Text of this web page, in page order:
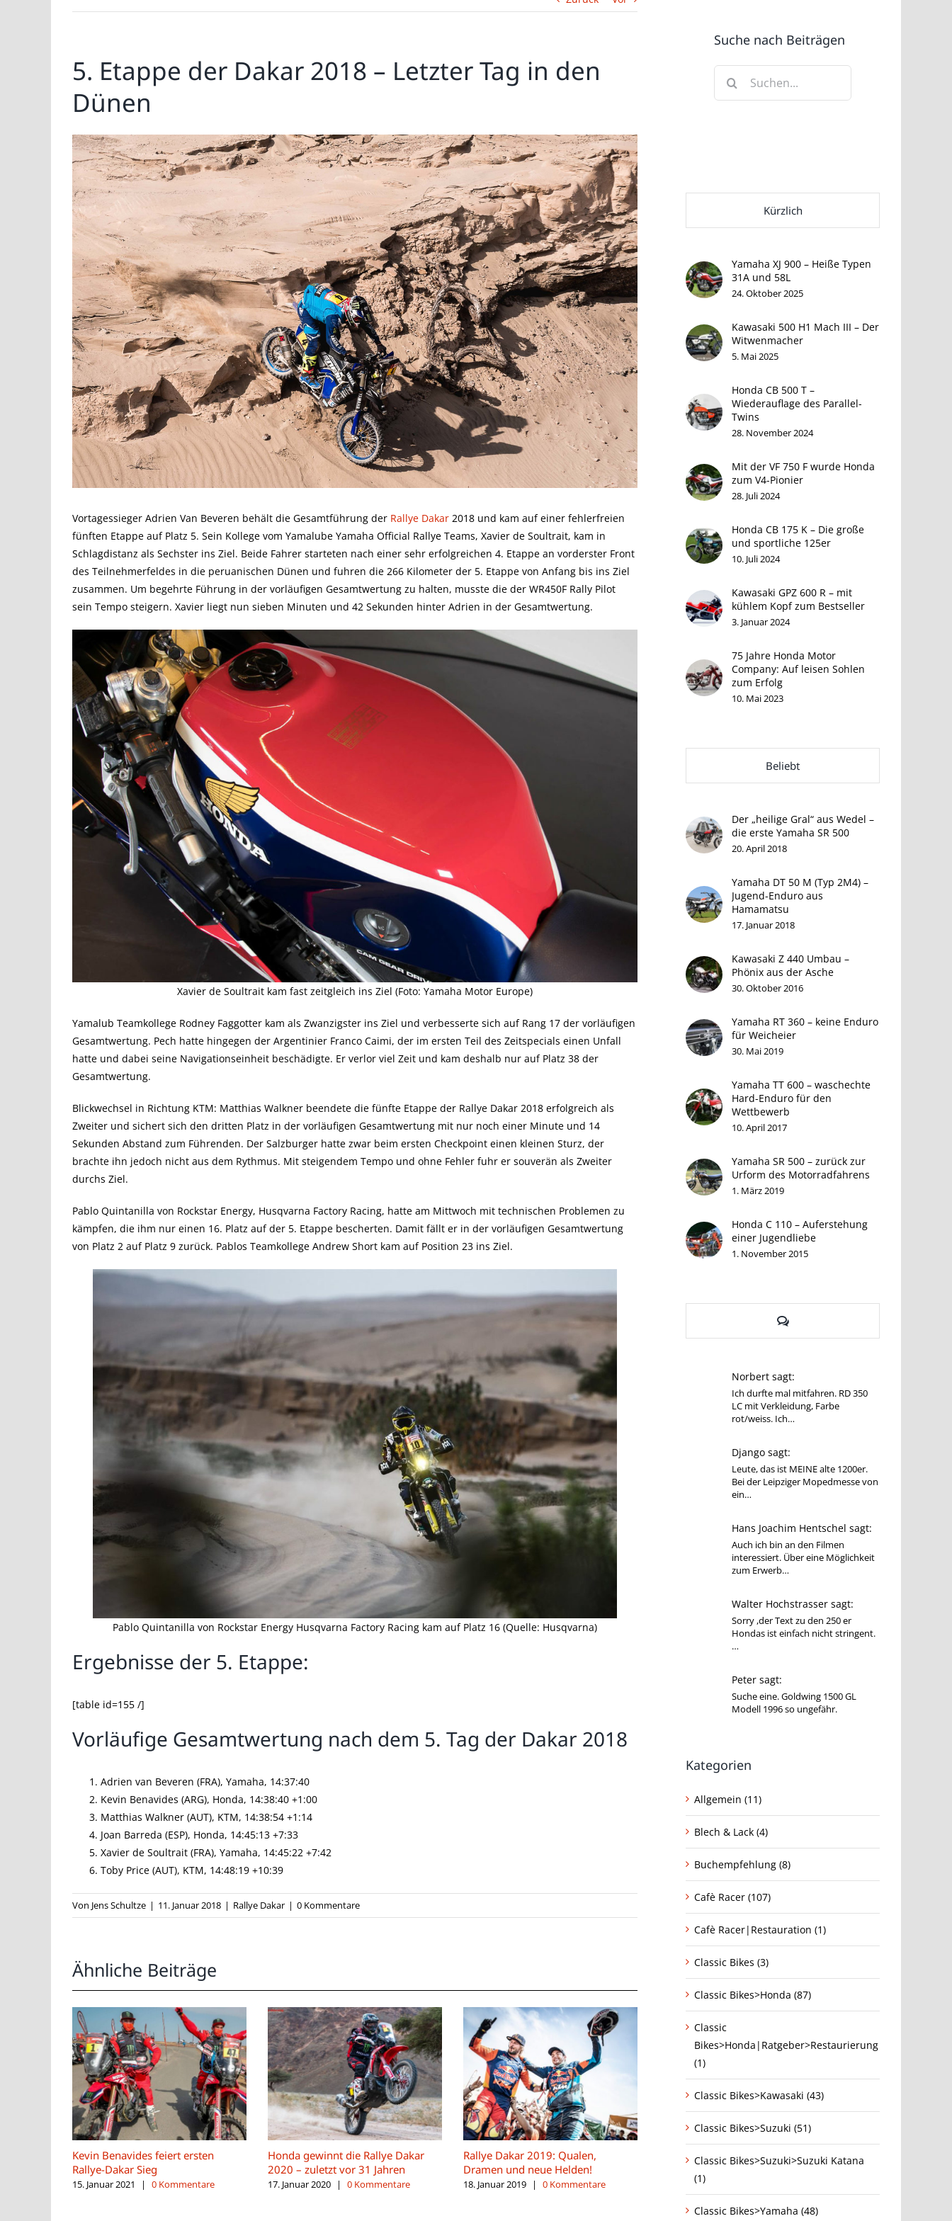
5. Etappe der Dakar 2018 – Letzter Tag in den
Dünen
Zeige
grösseres
Bild
Vortagessieger Adrien Van Beveren behält die Gesamtführung der Rallye Dakar 2018 und kam auf einer fehlerfreien
fünften Etappe auf Platz 5. Sein Kollege vom Yamalube Yamaha Official Rallye Teams, Xavier de Soultrait, kam in
Schlagdistanz als Sechster ins Ziel. Beide Fahrer starteten nach einer sehr erfolgreichen 4. Etappe an vorderster Front
des Teilnehmerfeldes in die peruanischen Dünen und fuhren die 266 Kilometer der 5. Etappe von Anfang bis ins Ziel
zusammen. Um begehrte Führung in der vorläufigen Gesamtwertung zu halten, musste die der WR450F Rally Pilot
sein Tempo steigern. Xavier liegt nun sieben Minuten und 42 Sekunden hinter Adrien in der Gesamtwertung.
Xavier de Soultrait kam fast zeitgleich ins Ziel (Foto: Yamaha Motor Europe)
Yamalub Teamkollege Rodney Faggotter kam als Zwanzigster ins Ziel und verbesserte sich auf Rang 17 der vorläufigen
Gesamtwertung. Pech hatte hingegen der Argentinier Franco Caimi, der im ersten Teil des Zeitspecials einen Unfall
hatte und dabei seine Navigationseinheit beschädigte. Er verlor viel Zeit und kam deshalb nur auf Platz 38 der
Gesamtwertung.
Blickwechsel in Richtung KTM: Matthias Walkner beendete die fünfte Etappe der Rallye Dakar 2018 erfolgreich als
Zweiter und sichert sich den dritten Platz in der vorläufigen Gesamtwertung mit nur noch einer Minute und 14
Sekunden Abstand zum Führenden. Der Salzburger hatte zwar beim ersten Checkpoint einen kleinen Sturz, der
brachte ihn jedoch nicht aus dem Rythmus. Mit steigendem Tempo und ohne Fehler fuhr er souverän als Zweiter
durchs Ziel.
Pablo Quintanilla von Rockstar Energy, Husqvarna Factory Racing, hatte am Mittwoch mit technischen Problemen zu
kämpfen, die ihm nur einen 16. Platz auf der 5. Etappe bescherten. Damit fällt er in der vorläufigen Gesamtwertung
von Platz 2 auf Platz 9 zurück. Pablos Teamkollege Andrew Short kam auf Position 23 ins Ziel.
Pablo Quintanilla von Rockstar Energy Husqvarna Factory Racing kam auf Platz 16 (Quelle: Husqvarna)
Ergebnisse der 5. Etappe:
[table id=155 /]
Vorläufige Gesamtwertung nach dem 5. Tag der Dakar 2018
Adrien van Beveren (FRA), Yamaha, 14:37:40
Kevin Benavides (ARG), Honda, 14:38:40 +1:00
Matthias Walkner (AUT), KTM, 14:38:54 +1:14
Joan Barreda (ESP), Honda, 14:45:13 +7:33
Xavier de Soultrait (FRA), Yamaha, 14:45:22 +7:42
Toby Price (AUT), KTM, 14:48:19 +10:39
Von Jens Schultze | 11. Januar 2018 | Rallye Dakar | 0 Kommentare
Ähnliche Beiträge
Kevin Benavides feiert ersten
Rallye-Dakar Sieg
15. Januar 2021 | 0 Kommentare
Honda gewinnt die Rallye Dakar
2020 – zuletzt vor 31 Jahren
17. Januar 2020 | 0 Kommentare
Rallye Dakar 2019: Qualen,
Dramen und neue Helden!
18. Januar 2019 | 0 Kommentare
Kevin Benavides feiert ersten
Rallye-Dakar Sieg
15. Januar 2021
2020 – zuletzt vor
Suche nach Beiträgen
nach:
Kürzlich
Yamaha XJ 900 – Heiße Typen
31A und 58L
24. Oktober 2025
Kawasaki 500 H1 Mach III – Der
Witwenmacher
5. Mai 2025
Honda CB 500 T –
Wiederauflage des Parallel-
Twins
28. November 2024
Mit der VF 750 F wurde Honda
zum V4-Pionier
28. Juli 2024
Honda CB 175 K – Die große
und sportliche 125er
10. Juli 2024
Kawasaki GPZ 600 R – mit
kühlem Kopf zum Bestseller
3. Januar 2024
75 Jahre Honda Motor
Company: Auf leisen Sohlen
zum Erfolg
10. Mai 2023
Beliebt
Der „heilige Gral“ aus Wedel –
die erste Yamaha SR 500
20. April 2018
Yamaha DT 50 M (Typ 2M4) –
Jugend-Enduro aus
Hamamatsu
17. Januar 2018
Kawasaki Z 440 Umbau –
Phönix aus der Asche
30. Oktober 2016
Yamaha RT 360 – keine Enduro
für Weicheier
30. Mai 2019
Yamaha TT 600 – waschechte
Hard-Enduro für den
Wettbewerb
10. April 2017
Yamaha SR 500 – zurück zur
Urform des Motorradfahrens
1. März 2019
Honda C 110 – Auferstehung
einer Jugendliebe
1. November 2015
Kommentare
Norbert sagt:
Ich durfte mal mitfahren. RD 350
LC mit Verkleidung, Farbe
rot/weiss. Ich…
Django sagt:
Leute, das ist MEINE alte 1200er.
Bei der Leipziger Mopedmesse von
ein…
Hans Joachim Hentschel sagt:
Auch ich bin an den Filmen
interessiert. Über eine Möglichkeit
zum Erwerb…
Walter Hochstrasser sagt:
Sorry ,der Text zu den 250 er
Hondas ist einfach nicht stringent.
…
Peter sagt:
Suche eine. Goldwing 1500 GL
Modell 1996 so ungefähr.
Kategorien
Allgemein (11)
Blech & Lack (4)
Buchempfehlung (8)
Cafè Racer (107)
Cafè Racer|Restauration (1)
Classic Bikes (3)
Classic Bikes>Honda (87)
Classic
Bikes>Honda|Ratgeber>Restaurierung
(1)
Classic Bikes>Kawasaki (43)
Classic Bikes>Suzuki (51)
Classic Bikes>Suzuki>Suzuki Katana
(1)
Classic Bikes>Yamaha (48)